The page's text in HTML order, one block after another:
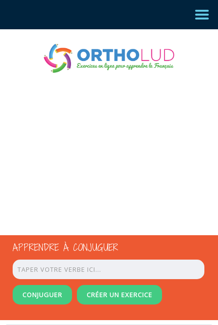
APPRENDRE À CONJUGUER
CONJUGUER CRÉER UN EXERCICE